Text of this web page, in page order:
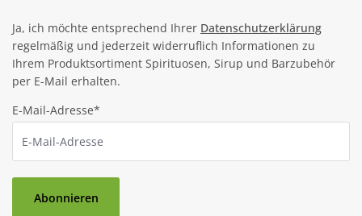
Ja, ich möchte entsprechend Ihrer Datenschutzerklärung
regelmäßig und jederzeit widerruflich Informationen zu
Ihrem Produktsortiment Spirituosen, Sirup und Barzubehör
per E-Mail erhalten.
E-Mail-Adresse*
Abonnieren